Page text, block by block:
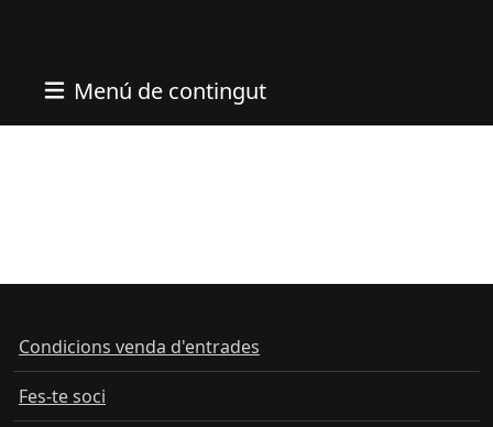
Menú de contingut
Condicions venda d'entrades
Fes-te soci